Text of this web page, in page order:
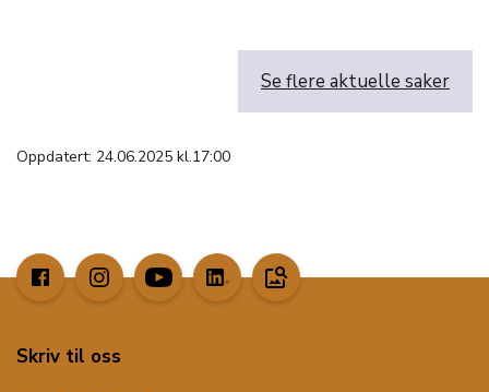
Se flere aktuelle saker
Oppdatert: 24.06.2025 kl.17:00
image_search
Skriv til oss